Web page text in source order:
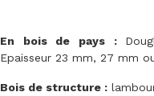
En bois de pays :
Epaisseur 23 mm, 27 mm
Bois de structure :